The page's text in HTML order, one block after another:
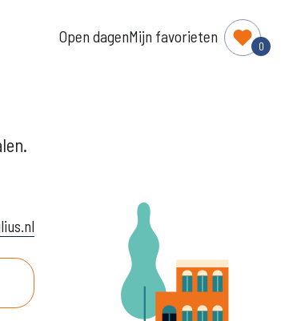
Open dagenMijn favorieten
0